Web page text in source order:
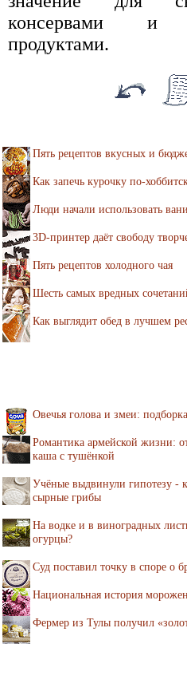
консервами и
продуктами.
Пять рецептов вкусных и
Как запечь курочку по-
Люди начали использовать
3D-принтер даёт свободу
Пять рецептов холодного чая
Шесть самых вредных
Как выглядит обед в лучшем
Овечья голова и змеи:
Романтика армейской жизни:
каша с тушёнкой
Учёные выдвинули гипотезу -
сырные грибы
На водке и в виноградных
огурцы?
Суд поставил точку в споре о
Национальная история
Фермер из Тулы получил